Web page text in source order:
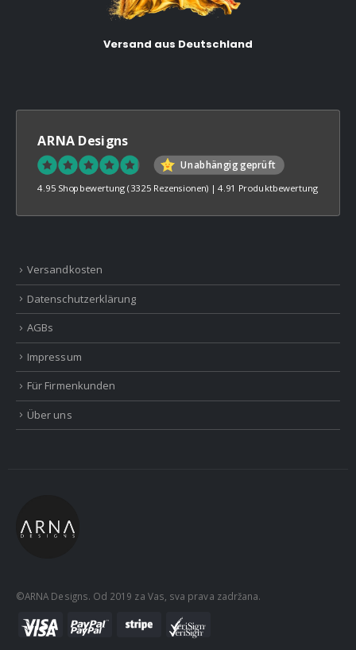
Versand aus Deutschland
ARNA Designs
Unabhängig geprüft
4.95 Shopbewertung (3325 Rezensionen) |4.91 Produktbewertung
Versandkosten
Datenschutzerklärung
AGBs
Impressum
Für Firmenkunden
Über uns
©ARNA Designs. Od 2019 za Vas, sva prava zadržana.